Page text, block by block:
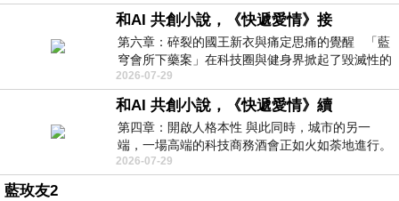
和AI 共創小說，《快遞愛情》接
第六章：碎裂的國王新衣與痛定思痛的覺醒 「藍
穹會所下藥案」在科技圈與健身界掀起了毀滅性的
輿論海嘯。看守所內，冰冷
2026-07-29
和AI 共創小說，《快遞愛情》續
第四章：開啟人格本性 與此同時，城市的另一
端，一場高端的科技商務酒會正如火如荼地進行。
30歲的劉峻磊身穿一襲合體的深灰色高
2026-07-29
藍玫友2